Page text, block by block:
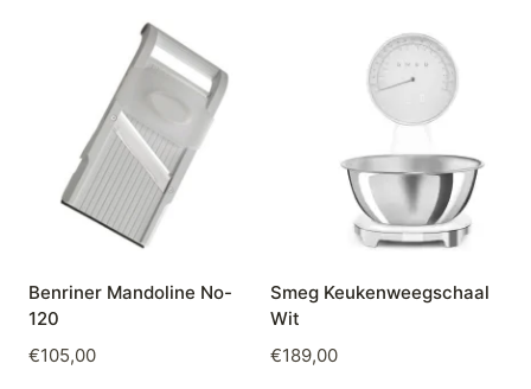
Benriner Mandoline No-
120
€105,00
Smeg Keukenweegschaal
Wit
€189,00